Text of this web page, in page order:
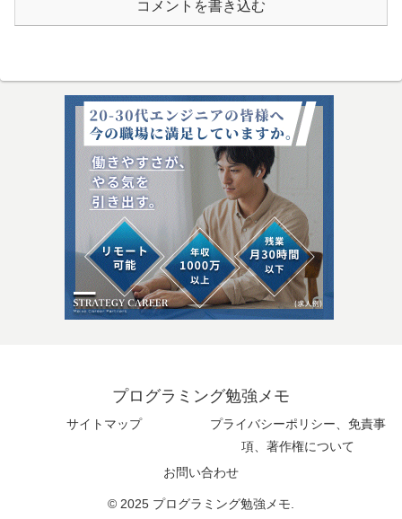
コメントを書き込む
プログラミング勉強メモ
サイトマップ
プライバシーポリシー、免責事
項、著作権について
お問い合わせ
© 2025 プログラミング勉強メモ.